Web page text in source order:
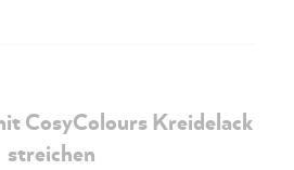
CosyColours Kreidelack
streichen